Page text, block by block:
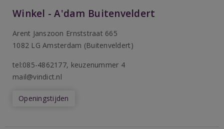
Winkel - A'dam Buitenveldert
Arent Janszoon Ernststraat 665
1082 LG Amsterdam (Buitenveldert)
tel:085-4862177, keuzenummer 4
mail@vindict.nl
Openingstijden